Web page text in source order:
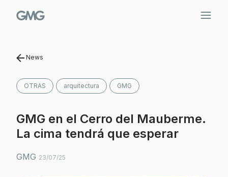
News
OTRAS arquitectura GMG
GMG en el Cerro del Mauberme.
La cima tendrá que esperar
GMG 23/07/25